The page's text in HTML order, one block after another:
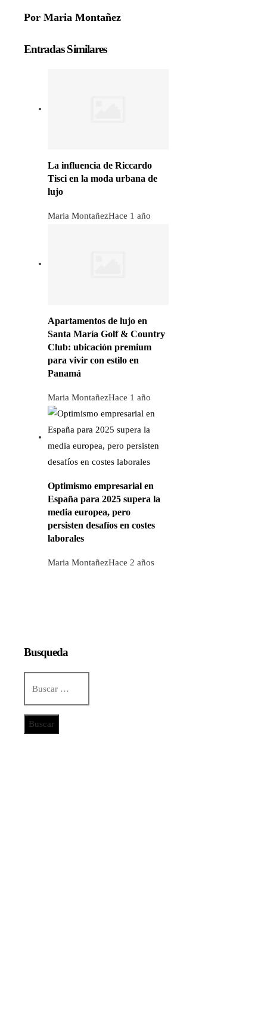
Por Maria Montañez
Entradas Similares
La influencia de Riccardo
Tisci en la moda urbana de
lujo
Maria MontañezHace 1 año
Apartamentos de lujo en
Santa María Golf & Country
Club: ubicación premium
para vivir con estilo en
Panamá
Maria MontañezHace 1 año
Optimismo empresarial en
España para 2025 supera la
media europea, pero
persisten desafíos en costes
laborales
Maria MontañezHace 2 años
Busqueda